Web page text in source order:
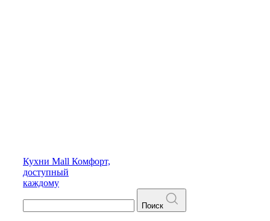
Кухни Mall Комфорт,
доступный
каждому
Поиск